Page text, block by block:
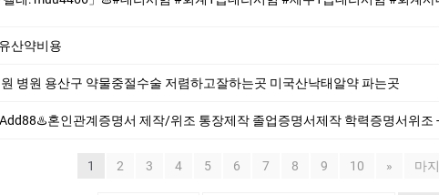
산약비용
병원 용산구 약물중절수술 저렴하고잘하는곳 미국산낙­태알약 파는곳
작/위조 통장제작 졸업증명서제작 학력증명서위조 -빠른제작/확실한퀄리티/원본100%/완벽보안 -전문가와 충분히 상담해 보시기 바랍니다 -완벽한
1 2 3 4 5 6 7 8 9 10 » 마